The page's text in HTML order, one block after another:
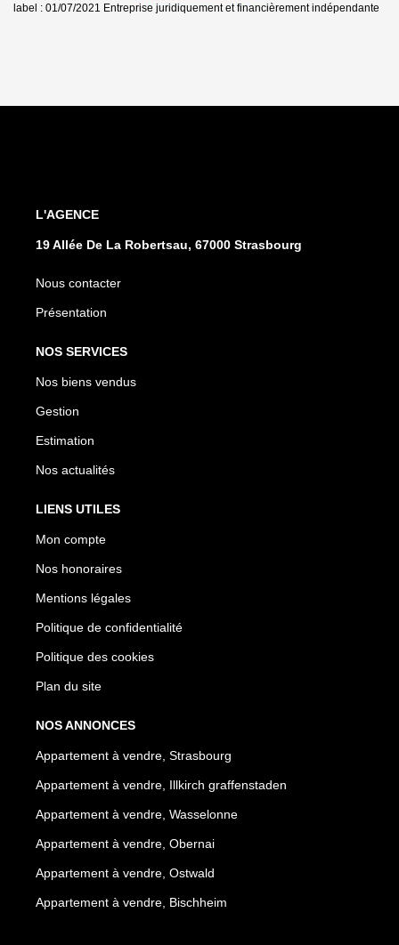
label : 01/07/2021 Entreprise juridiquement et financièrement indépendante
L'AGENCE
19 Allée De La Robertsau, 67000 Strasbourg
Nous contacter
Présentation
NOS SERVICES
Nos biens vendus
Gestion
Estimation
Nos actualités
LIENS UTILES
Mon compte
Nos honoraires
Mentions légales
Politique de confidentialité
Politique des cookies
Plan du site
NOS ANNONCES
Appartement à vendre, Strasbourg
Appartement à vendre, Illkirch graffenstaden
Appartement à vendre, Wasselonne
Appartement à vendre, Obernai
Appartement à vendre, Ostwald
Appartement à vendre, Bischheim